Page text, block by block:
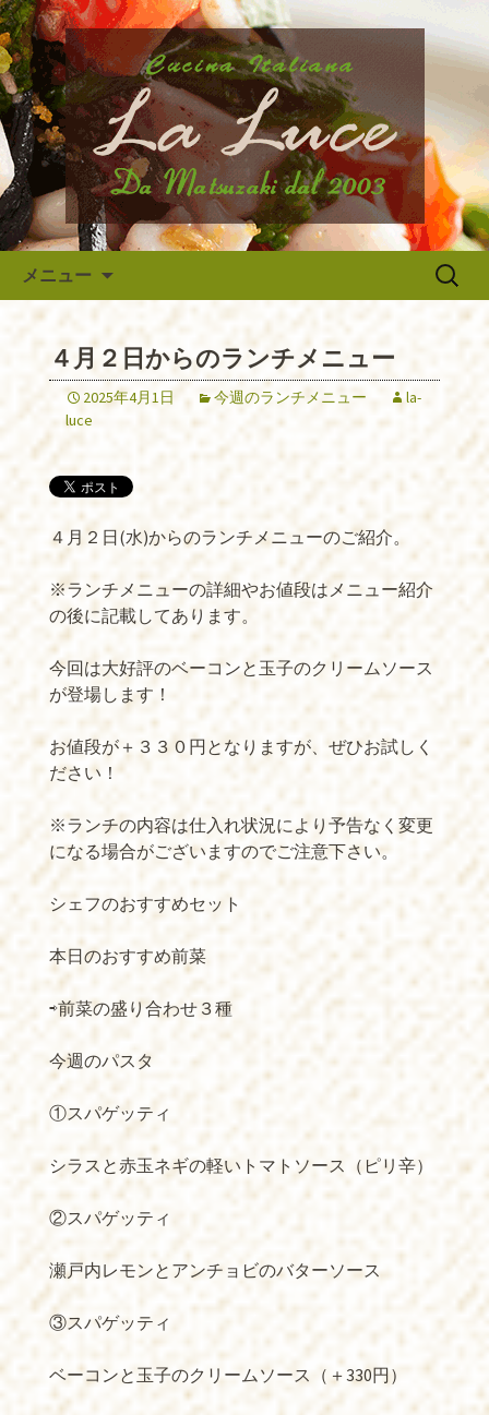
府中のイタリア料理『ラ・ルー
チェ』の最新情報
府中市、国分寺、調布などから近いイ
タリア料理『ラ・ルーチェ』のブログ
です。旬の食材の入荷情報や、新メニ
ュー・限定メニューなどの最新情報、
アルバイトさんや調理スタッフの求人
情報まで幅広く当店の情報をお届けい
たします。
メニュー
検
４月２日からのランチメニュー
2025年4月1日 今週のランチメニュー
la-
luce
４月２日(水)からのランチメニューのご紹介。
※ランチメニューの詳細やお値段はメニュー紹介
の後に記載してあります。
今回は大好評のベーコンと玉子のクリームソース
が登場します！
お値段が＋３３０円となりますが、ぜひお試しく
ださい！
※ランチの内容は仕入れ状況により予告なく変更
になる場合がございますのでご注意下さい。
シェフのおすすめセット
本日のおすすめ前菜
⇨前菜の盛り合わせ３種
今週のパスタ
①スパゲッティ
シラスと赤玉ネギの軽いトマトソース（ピリ辛）
②スパゲッティ
瀬戸内レモンとアンチョビのバターソース
③スパゲッティ
ベーコンと玉子のクリームソース（＋330円）